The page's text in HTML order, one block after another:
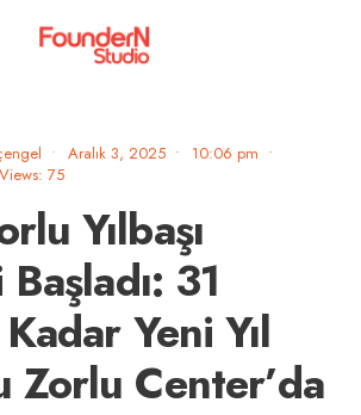
• Aralık 3, 2025 • 10:06 pm •
Views: 75
Yılbaşı
31
Yeni Yıl
Zorlu Center’da